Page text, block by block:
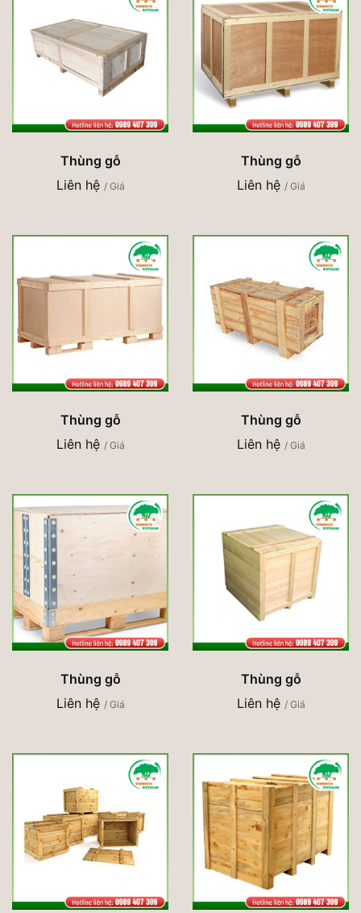
Thùng gỗ
Liên hệ / Giá
Thùng gỗ
Liên hệ / Giá
Thùng gỗ
Liên hệ / Giá
Thùng gỗ
Liên hệ / Giá
Thùng gỗ
Liên hệ / Giá
Thùng gỗ
Liên hệ / Giá